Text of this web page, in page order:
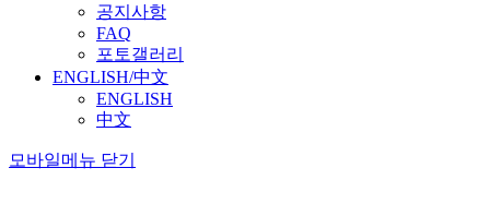
공지사항
FAQ
포토갤러리
ENGLISH/中文
ENGLISH
中文
모바일메뉴 닫기